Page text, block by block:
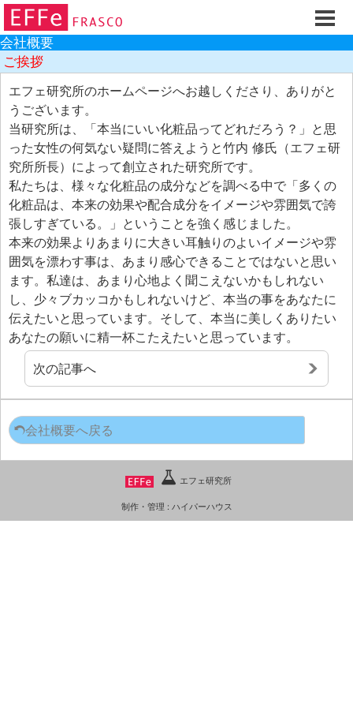
ホーム
ご注文フォーム
初回割引
製品のご案内
お買い物ガイド
スキンケアQ&Aアーカイブス
製品レビュー
スキンケア基礎講座
コスメ辞典 化粧品成分検索
ご購入履歴
ご登録情報
ご紹介(アフェリエイト)制度
エフェ研究所について
お問い合わせフォーム
会社概要
ご挨拶
エフェ研究所のホームページへお越しくださり、ありがと
うございます。
当研究所は、「本当にいい化粧品ってどれだろう？」と思
った女性の何気ない疑問に答えようと竹内 修氏（エフェ研
究所所長）によって創立された研究所です。
私たちは、様々な化粧品の成分などを調べる中で「多くの
化粧品は、本来の効果や配合成分をイメージや雰囲気で誇
張しすぎている。」ということを強く感じました。
本来の効果よりあまりに大きい耳触りのよいイメージや雰
囲気を漂わす事は、あまり感心できることではないと思い
ます。私達は、あまり心地よく聞こえないかもしれない
し、少々ブカッコかもしれないけど、本当の事をあなたに
伝えたいと思っています。そして、本当に美しくありたい
あなたの願いに精一杯こたえたいと思っています。
次の記事へ
会社概要へ戻る
エフェ研究所
制作・管理 : ハイパーハウス